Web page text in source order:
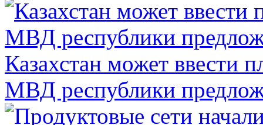
Казахстан может ввести
МВД республики